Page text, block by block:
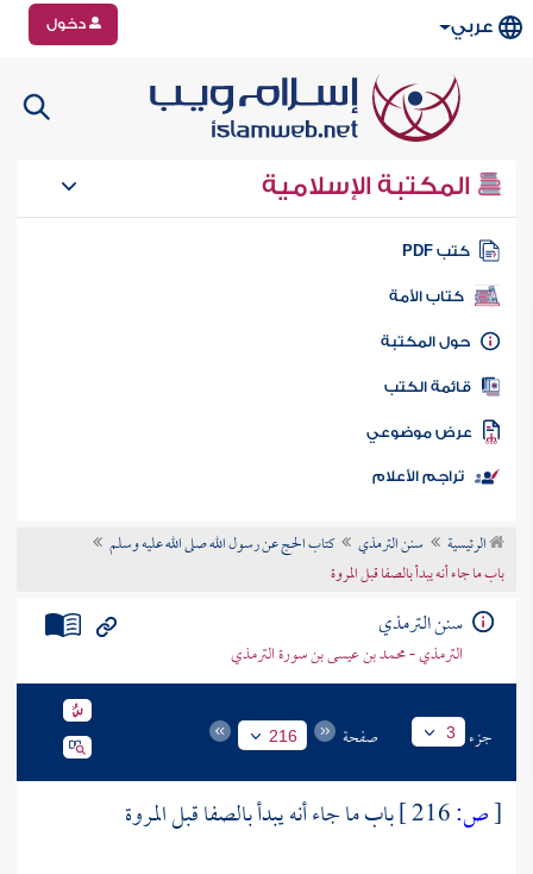
عربي دخول
المكتبة الإسلامية
كتب PDF
كتاب الأمة
المكتبة
الكتب
موضوعي
تراجم الأعلام
الرئيسية سنن الترمذي
كتاب الحج عن رسول الله صلى الله عليه وسلم
باب ما جاء أنه يبدأ بالصفا قبل المروة
سنن الترمذي
الترمذي - محمد بن عيسى بن سورة الترمذي
جزء 3 صفحة 216
[ص: باب ما جاء أنه يبدأبالصفاقبلالمروة